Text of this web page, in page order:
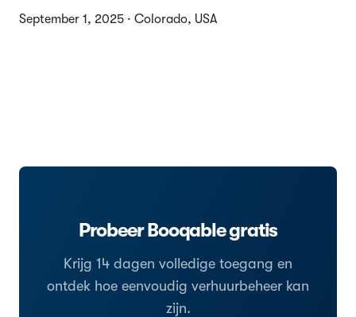
September 1, 2025 · Colorado, USA
Probeer Booqable gratis
Krijg 14 dagen volledige toegang en
ontdek hoe eenvoudig verhuurbeheer kan
zijn.